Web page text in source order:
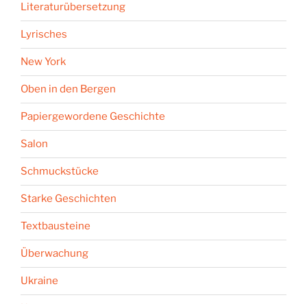
Literaturübersetzung
Lyrisches
New York
Oben in den Bergen
Papiergewordene Geschichte
Salon
Schmuckstücke
Starke Geschichten
Textbausteine
Überwachung
Ukraine